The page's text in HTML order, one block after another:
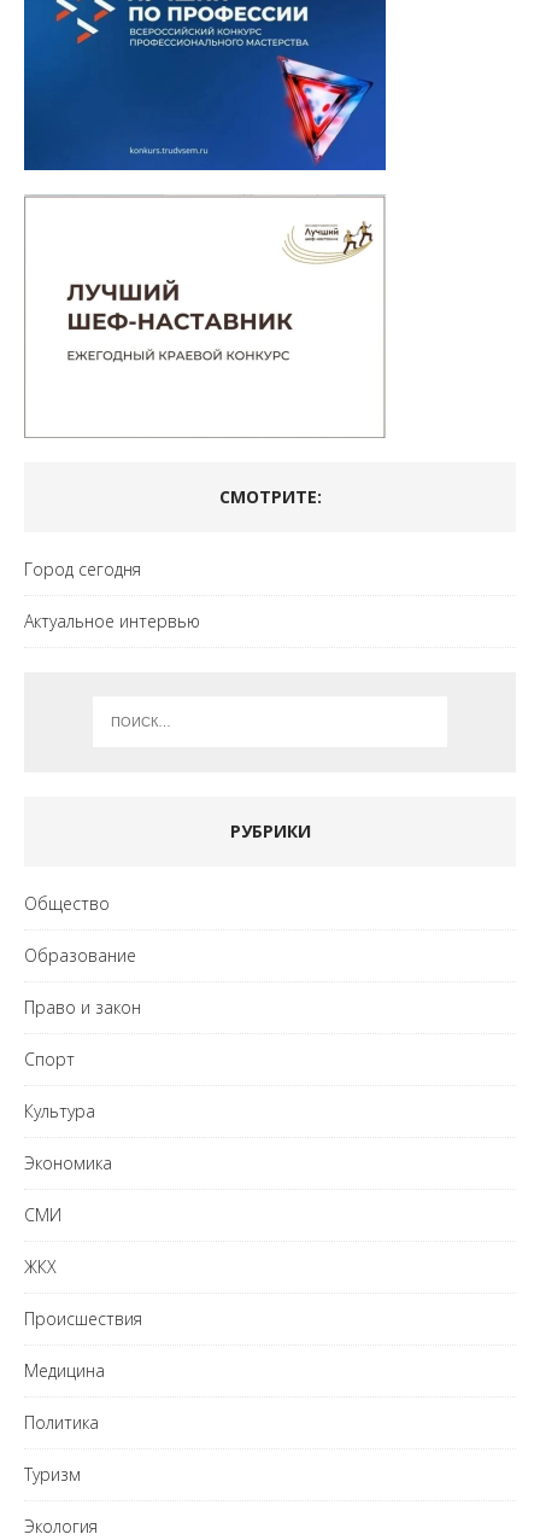
СМОТРИТЕ:
Город сегодня
Актуальное интервью
РУБРИКИ
Общество
Образование
Право и закон
Спорт
Культура
Экономика
СМИ
ЖКХ
Происшествия
Медицина
Политика
Туризм
Экология